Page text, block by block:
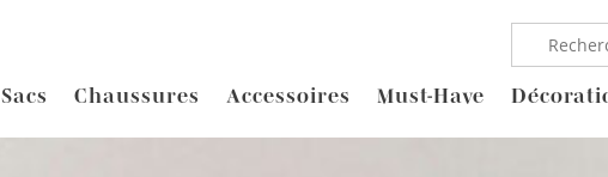
Sacs Chaussures Accessoires Must-Have